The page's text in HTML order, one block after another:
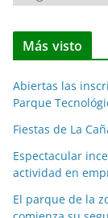
t
i
a
s
p
o
r
m
Más visto
Abiertas las
Parque
Fiestas de La
Espectacular
actividad en
El parque de la